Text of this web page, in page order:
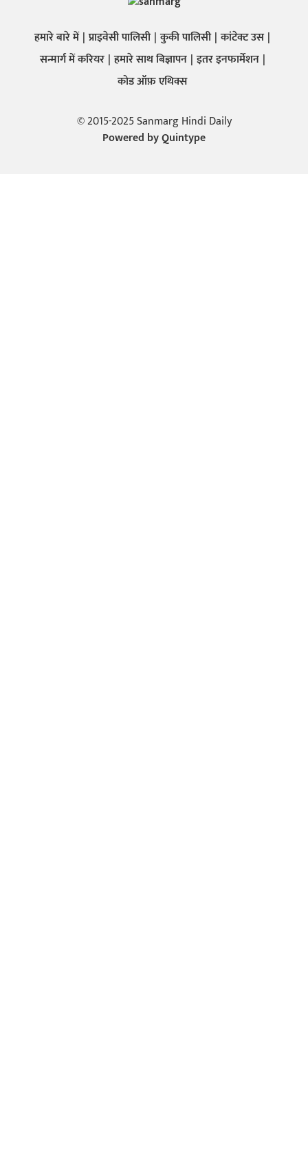
हमारे बारे में प्राइवेसी पालिसी कुकी पालिसी कांटेक्ट उस
सन्मार्ग में करियर हमारे साथ बिज्ञापन इतर इनफार्मेशन
कोड ऑफ़ एथिक्स
© 2015-2025 Sanmarg Hindi Daily
Powered byQuintype